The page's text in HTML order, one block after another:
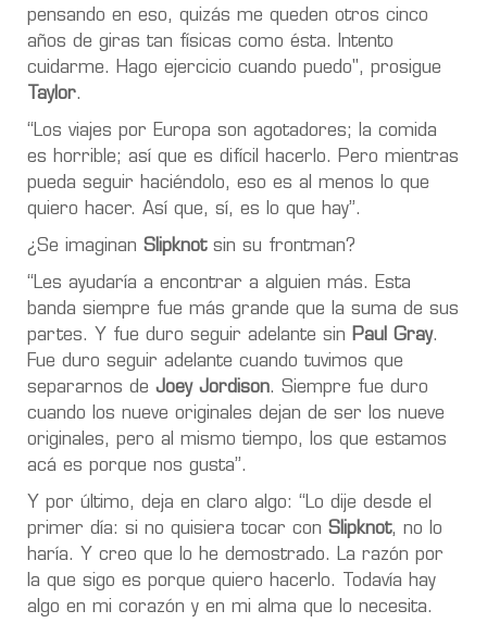
pensando en eso, quizás me queden otros cinco
años de giras tan físicas como ésta. Intento
cuidarme. Hago ejercicio cuando puedo", prosigue
Taylor.
“Los viajes por Europa son agotadores; la comida
es horrible; así que es difícil hacerlo. Pero mientras
pueda seguir haciéndolo, eso es al menos lo que
quiero hacer. Así que, sí, es lo que hay”.
¿Se imaginan Slipknotsin su frontman?
“Les ayudaría a encontrar a alguien más.
Esta
banda siempre fue más grande que la suma de sus
partes.
Y fue duro seguir adelante sin Paul Gray.
Fue duro seguir adelante cuando tuvimos que
separarnos de Joey Jordison. Siempre fue duro
cuando los nueve originales dejan de ser los nueve
originales, pero al mismo tiempo, los que estamos
acá es porque nos gusta”.
Y por último, deja en claro algo: “Lo dije desde el
primer día: si no quisiera tocar con Slipknot, no lo
haría. Y creo que lo he demostrado. La razón por
la que sigo es porque quiero hacerlo. Todavía hay
algo en mi corazón y en mi alma que lo necesita.